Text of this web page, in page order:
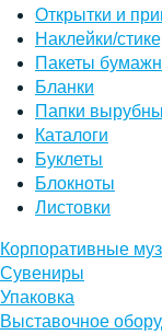
Открытки и
Наклейки/
Пакеты
Бланки
Папки
Каталоги
Буклеты
Блокноты
Листовки
Корпоративные
Сувениры
Упаковка
Выставочное